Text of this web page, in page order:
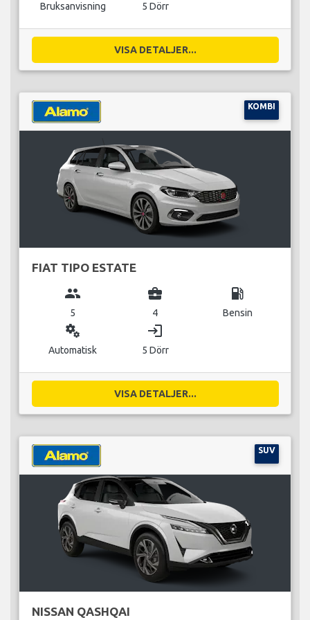
Bruksanvisning 5 Dörr
VISA DETALJER...
KOMBI
FIAT TIPO ESTATE
group
5
business_center
4
local_gas_station
Bensin
miscellaneous_services
Automatisk
login
5 Dörr
VISA DETALJER...
SUV
NISSAN QASHQAI